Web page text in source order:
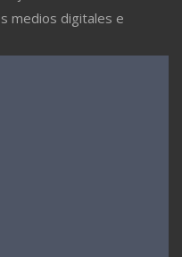
medios digitales e